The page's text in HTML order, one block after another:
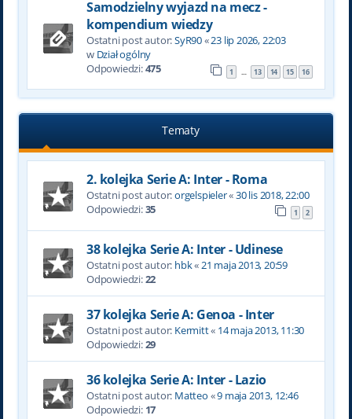
Samodzielny wyjazd na mecz -
kompendium wiedzy
Ostatni post autor:SyR90«23 lip 2026, 22:03
w Dział ogólny
Odpowiedzi:475 1 … 13 14 15 16
Tematy
2. kolejka Serie A: Inter - Roma
Ostatni post autor:orgelspieler«30 lis 2018, 22:00
Odpowiedzi:35 1 2
38 kolejka Serie A: Inter - Udinese
Ostatni post autor: hbk«21 maja 2013, 20:59
Odpowiedzi:22
37 kolejka Serie A: Genoa - Inter
Ostatni post autor: Kermitt« 14 maja 2013, 11:30
Odpowiedzi:29
36 kolejka Serie A: Inter - Lazio
Ostatni post autor: Matteo «9 maja 2013, 12:46
Odpowiedzi: 17